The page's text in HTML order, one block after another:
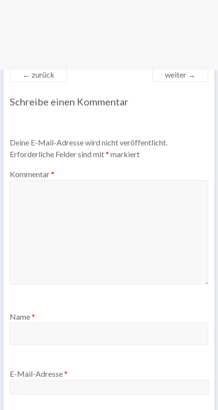
← zurück weiter →
Schreibe einen Kommentar
Deine E-Mail-Adresse wird nicht veröffentlicht.
Erforderliche Felder sind mit* markiert
Kommentar*
Name*
E-Mail-Adresse*